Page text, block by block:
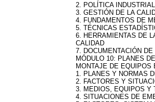
2. POLÍTICA
3. GESTIÓN DE LA
4. FUNDAMENTOS DE
5. TÉCNICAS
6. HERRAMIENTAS DE
CALIDAD
7. DOCUMENTACIÓN
MÓDULO 10: PLANES
MONTAJE DE EQUIPOS
1. PLANES Y NORMAS
2. FACTORES Y
3. MEDIOS, EQUIPOS Y
4. SITUACIONES DE